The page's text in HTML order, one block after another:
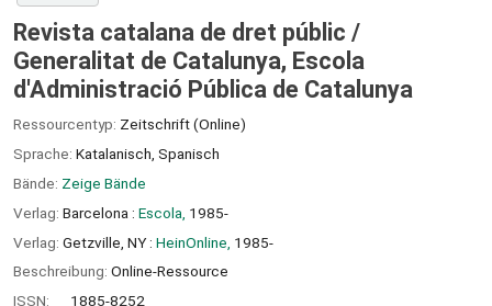
Revista catalana de dret públic /
Generalitat de Catalunya, Escola
d'Administració Pública de Catalunya
Ressourcentyp: Zeitschrift (Online)
Sprache: Katalanisch Spanisch
Bände: Zeige Bände
Verlag: Barcelona : Escola, 1985-
Verlag: Getzville, NY : HeinOnline, 1985-
Beschreibung: Online-Ressource
ISSN:
1885-8252